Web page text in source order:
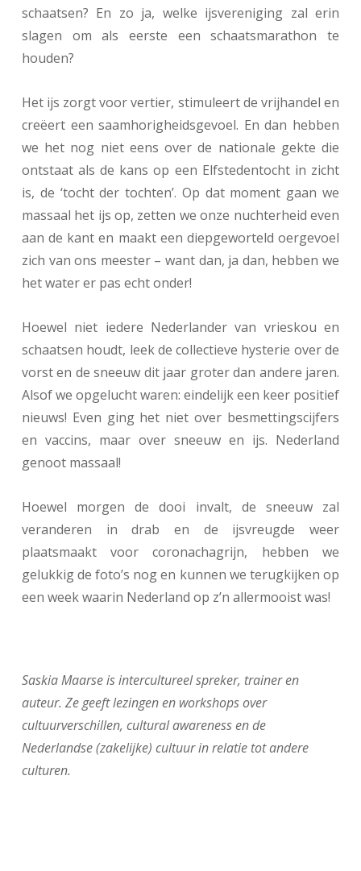
schaatsen? En zo ja, welke ijsvereniging zal erin
slagen om als eerste een schaatsmarathon te
houden?
Het ijs zorgt voor vertier, stimuleert de vrijhandel en
creëert een saamhorigheidsgevoel. En dan hebben
we het nog niet eens over de nationale gekte die
ontstaat als de kans op een Elfstedentocht in zicht
is, de ‘tocht der tochten’. Op dat moment gaan we
massaal het ijs op, zetten we onze nuchterheid even
aan de kant en maakt een diepgeworteld oergevoel
zich van ons meester – want dan, ja dan, hebben we
het water er pas echt onder!
Hoewel niet iedere Nederlander van vrieskou en
schaatsen houdt, leek de collectieve hysterie over de
vorst en de sneeuw dit jaar groter dan andere jaren.
Alsof we opgelucht waren: eindelijk een keer positief
nieuws! Even ging het niet over besmettingscijfers
en vaccins, maar over sneeuw en ijs. Nederland
genoot massaal!
Hoewel morgen de dooi invalt, de sneeuw zal
veranderen in drab en de ijsvreugde weer
plaatsmaakt voor coronachagrijn, hebben we
gelukkig de foto’s nog en kunnen we terugkijken op
een week waarin Nederland op z’n allermooist was!
Saskia Maarse is intercultureel spreker, trainer en
auteur. Ze geeft lezingen en workshops over
cultuurverschillen, cultural awareness en de
Nederlandse (zakelijke) cultuur in relatie tot andere
culturen.